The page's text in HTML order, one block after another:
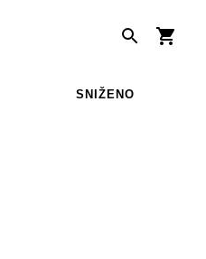
SNIŽENO